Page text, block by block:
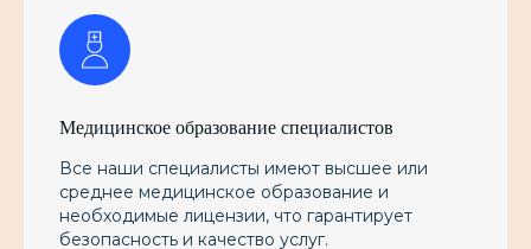
Медицинское образование специалистов
Все наши специалисты имеют высшее или
среднее медицинское образование и
необходимые лицензии, что гарантирует
безопасность и качество услуг.